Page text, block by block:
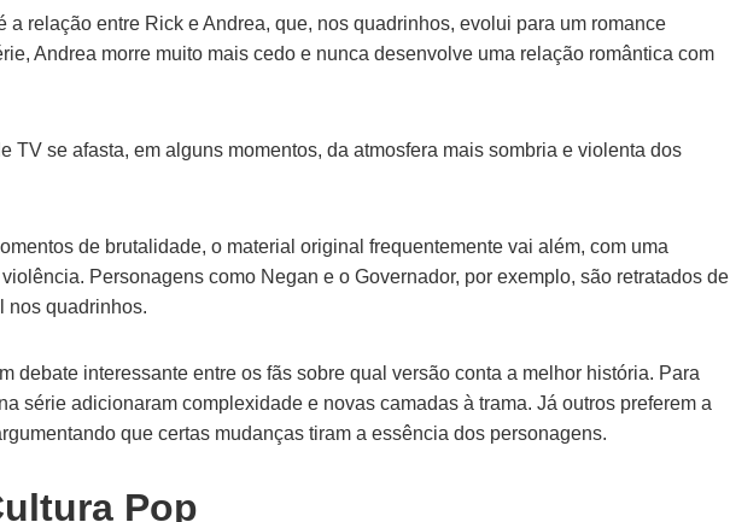
a relação entre Rick e Andrea, que, nos quadrinhos, evolui para um romance
Andrea morre muito mais cedo e nunca desenvolve uma relação romântica com
TV se afasta, em alguns momentos, da atmosfera mais sombria e violenta dos
de brutalidade, o material original frequentemente vai além, com uma
Personagens como Negan e o Governador, por exemplo, são retratados de
nos quadrinhos.
debate interessante entre os fãs sobre qual versão conta a melhor história. Para
série adicionaram complexidade e novas camadas à trama. Já outros preferem a
que certas mudanças tiram a essência dos personagens.
Pop